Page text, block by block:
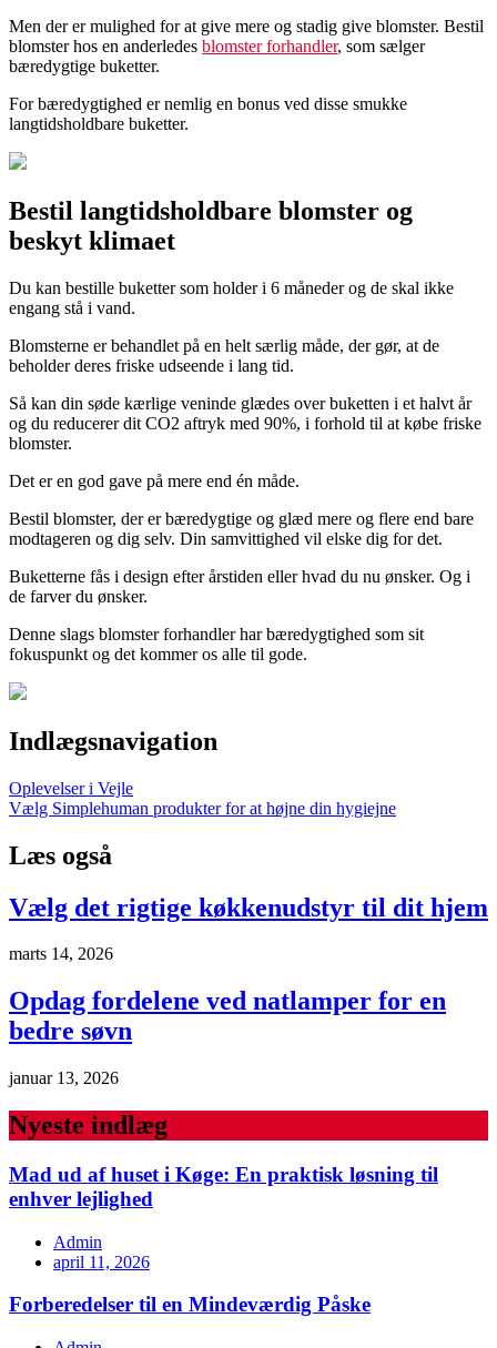
Men der er mulighed for at give mere og stadig give blomster. Bestil
blomster hos en anderledes blomster forhandler, som sælger
bæredygtige buketter.
For bæredygtighed er nemlig en bonus ved disse smukke
langtidsholdbare buketter.
Bestil langtidsholdbare blomster og
beskyt klimaet
Du kan bestille buketter som holder i 6 måneder og de skal ikke
engang stå i vand.
Blomsterne er behandlet på en helt særlig måde, der gør, at de
beholder deres friske udseende i lang tid.
Så kan din søde kærlige veninde glædes over buketten i et halvt år
og du reducerer dit CO2 aftryk med 90%, i forhold til at købe friske
blomster.
Det er en god gave på mere end én måde.
Bestil blomster, der er bæredygtige og glæd mere og flere end bare
modtageren og dig selv. Din samvittighed vil elske dig for det.
Buketterne fås i design efter årstiden eller hvad du nu ønsker. Og i
de farver du ønsker.
Denne slags blomster forhandler har bæredygtighed som sit
fokuspunkt og det kommer os alle til gode.
Indlægsnavigation
Oplevelser i Vejle
Vælg Simplehuman produkter for at højne din hygiejne
Læs også
Vælg det rigtige køkkenudstyr til dit hjem
marts 14, 2026
Opdag fordelene ved natlamper for en
bedre søvn
januar 13, 2026
Nyeste indlæg
Mad ud af huset i Køge: En praktisk løsning til
enhver lejlighed
Admin
april 11, 2026
Forberedelser til en Mindeværdig Påske